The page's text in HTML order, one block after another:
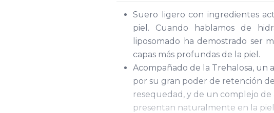
Suero ligero con ingredientes
piel. Cuando hablamos de
liposomado ha demostrado ser
capas más profundas de la piel.
Acompañado de la Trehalosa,
por su gran poder de retención
resequedad, y de un complejo de
presentan naturalmente en la